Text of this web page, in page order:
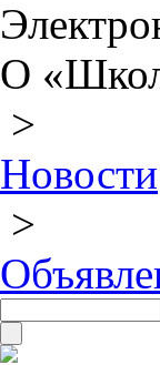
О
>
Новости
>